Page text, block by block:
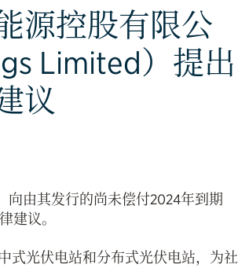
源控股有限公
Limited）提出
议
向由其发行的尚未偿付2024年到期
建议。
式光伏电站和分布式光伏电站，为社